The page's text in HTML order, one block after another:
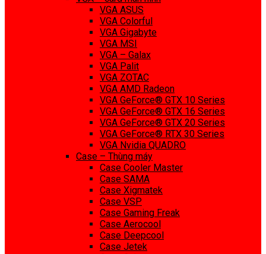
VGA ASUS
VGA Colorful
VGA Gigabyte
VGA MSI
VGA – Galax
VGA Palit
VGA ZOTAC
VGA AMD Radeon
VGA GeForce® GTX 10 Series
VGA GeForce® GTX 16 Series
VGA GeForce® GTX 20 Series
VGA GeForce® RTX 30 Series
VGA Nvidia QUADRO
Case – Thùng máy
Case Cooler Master
Case SAMA
Case Xigmatek
Case VSP
Case Gaming Freak
Case Aerocool
Case Deepcool
Case Jetek